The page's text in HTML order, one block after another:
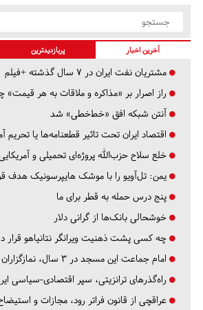
آخرین اخبار پربازدیدترین
مشتریان نفت ایران در ۷ سال گذشته +فیلم
راز اصرار بر «مذاکره و ملاقات به هر
آنتن شبکه افق «خط‌خطی» شد
اقتصاد ایران تحت تاثیر قطعنامه‌ها یا تحریم‌
خلع سلاح حزب‌الله پروژه‌ای تحمیلی و
یمن: تل‌آویو را با موشک هایپرسونیک هدف
پنج درس‌ حمله به قطر برای ما
خوشحالی بانک‌ها از گرانی دلار
چه کسی پشت ذهنیت ویرانگر نتانیاهو قرار
امام جماعت این مسجد در ۳ سال، نمازگزاران را ۴ برابر کرد
راه‌گذرهای ترانزیتی، سپر اقتصادی-سیاسی
عراقچی از قانون فراتر رود، مجازات و